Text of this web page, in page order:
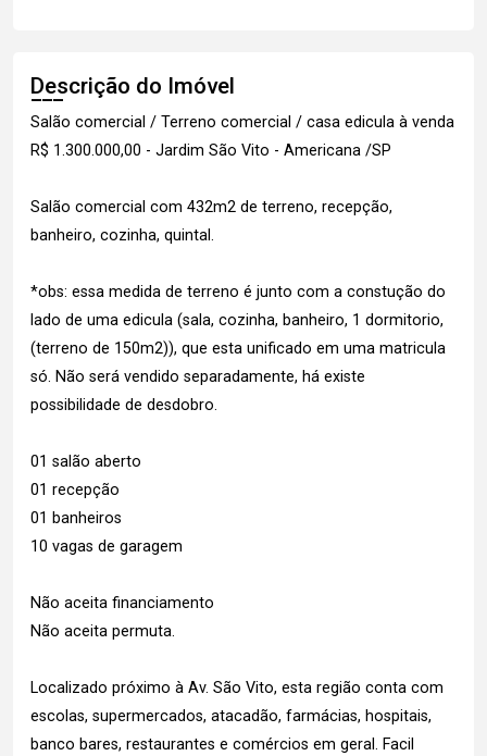
Descrição do Imóvel
Salão comercial / Terreno comercial / casa edicula à venda
R$ 1.300.000,00 - Jardim São Vito - Americana /SP
Salão comercial com 432m2 de terreno, recepção,
banheiro, cozinha, quintal.
*obs: essa medida de terreno é junto com a constução do
lado de uma edicula (sala, cozinha, banheiro, 1 dormitorio,
(terreno de 150m2)), que esta unificado em uma matricula
só. Não será vendido separadamente, há existe
possibilidade de desdobro.
01 salão aberto
01 recepção
01 banheiros
10 vagas de garagem
Não aceita financiamento
Não aceita permuta.
Localizado próximo à Av. São Vito, esta região conta com
escolas, supermercados, atacadão, farmácias, hospitais,
banco bares, restaurantes e comércios em geral. Facil